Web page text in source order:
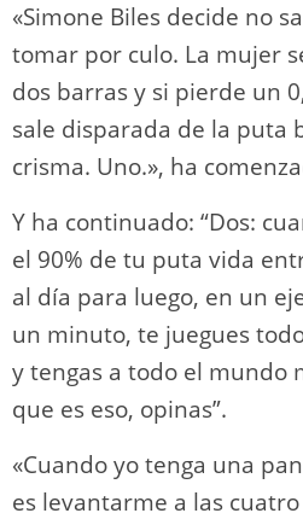
«Simone Biles decide no
tomar por culo. La mujer
dos barras y si pierde un
sale disparada de la puta
crisma. Uno.», ha
Y ha continuado: “Dos:
el 90% de tu puta vida
al día para luego, en un
un minuto, te juegues
y tengas a todo el mundo
que es eso, opinas”.
«Cuando yo tenga una
es levantarme a las